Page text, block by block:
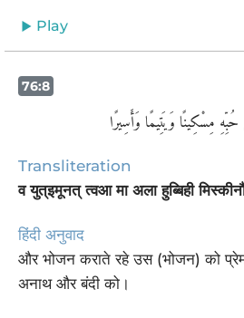
Play
76:8
Transliteration
व युत्इमूनत् त्वआ मा अला हुब्बिही
हिंदी अनुवाद
और भोजन कराते रहे उस (भोजन) को
अनाथ और बंदी को।